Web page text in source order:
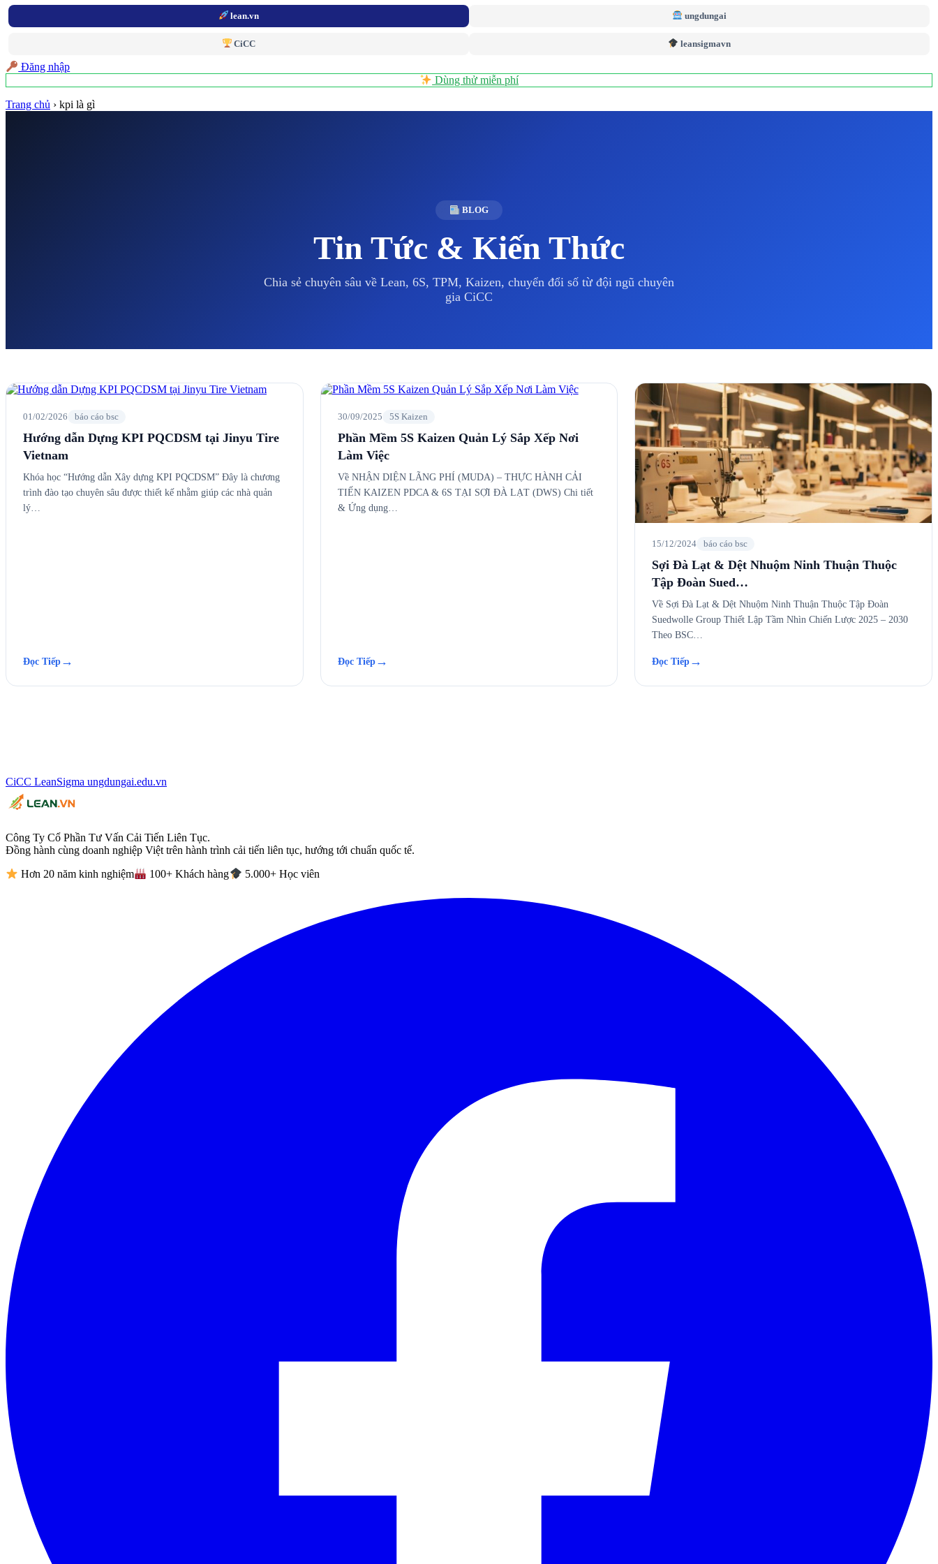
lean.vn ungdungai
CiCC leansigmavn
Đăng nhập
Dùng thử miễn phí
Trang chủ › kpi là gì
BLOG
Tin Tức & Kiến Thức
Chia sẻ chuyên sâu về Lean, 6S, TPM, Kaizen, chuyển đổi số từ đội ngũ chuyên
gia CiCC
01/02/2026 báo cáo bsc
Hướng dẫn Dựng KPI PQCDSM tại Jinyu Tire
Vietnam
Khóa học “Hướng dẫn Xây dựng KPI PQCDSM” Đây là chương
trình đào tạo chuyên sâu được thiết kế nhằm giúp các nhà quản
lý…
Đọc Tiếp →
30/09/2025 5S Kaizen
Phần Mềm 5S Kaizen Quản Lý Sắp Xếp Nơi
Làm Việc
Về NHẬN DIỆN LÃNG PHÍ (MUDA) – THỰC HÀNH CẢI
TIẾN KAIZEN PDCA & 6S TẠI SỢI ĐÀ LẠT (DWS) Chi tiết
& Ứng dụng…
Đọc Tiếp→
15/12/2024 báo cáo bsc
Sợi Đà Lạt & Dệt Nhuộm Ninh Thuận Thuộc
Tập Đoàn Sued…
Về Sợi Đà Lạt & Dệt Nhuộm Ninh Thuận Thuộc Tập Đoàn
Suedwolle Group Thiết Lập Tầm Nhìn Chiến Lược 2025 – 2030
Theo BSC…
Đọc Tiếp →
CiCC LeanSigma ungdungai.edu.vn
Công Ty Cổ Phần Tư Vấn Cải Tiến Liên Tục.
Đồng hành cùng doanh nghiệp Việt trên hành trình cải tiến liên tục, hướng tới chuẩn quốc tế.
Hơn 20 năm kinh nghiệm 100+ Khách hàng 5.000+ Học viên